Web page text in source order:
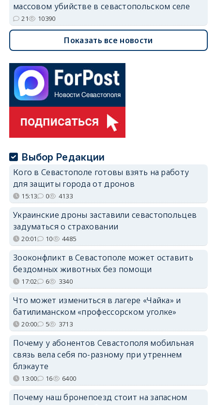
массовом убийстве в севастопольском селе
21 10390
Показать все новости
Выбор Редакции
Кого в Севастополе готовы взять на работу
для защиты города от дронов
15:13 0 4133
Украинские дроны заставили севастопольцев
задуматься о страховании
20:01 10 4485
Зооконфликт в Севастополе может оставить
бездомных животных без помощи
17:02 6 3340
Что может измениться в лагере «Чайка» и
батилиманском «профессорском уголке»
20:00 5 3713
Почему у абонентов Севастополя мобильная
связь вела себя по-разному при утреннем
блэкауте
13:00 16 6400
Почему наш бронепоезд стоит на запасном